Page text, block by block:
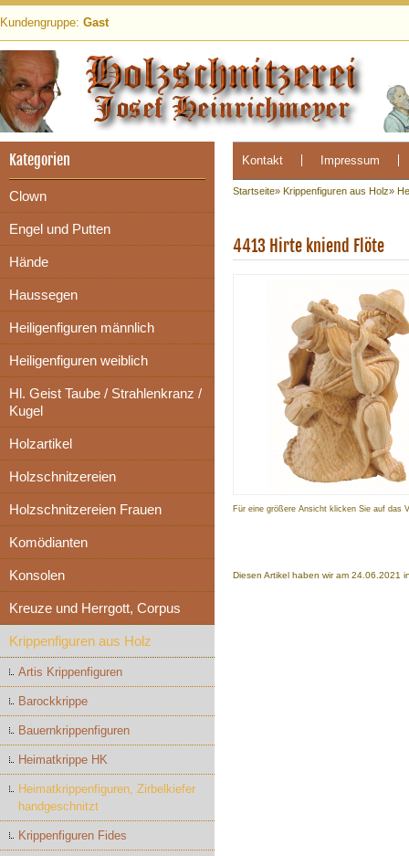
Kundengruppe: Gast
Kategorien
Clown
Engel und Putten
Hände
Haussegen
Heiligenfiguren männlich
Heiligenfiguren weiblich
Hl. Geist Taube / Strahlenkranz /
Kugel
Holzartikel
Holzschnitzereien
Holzschnitzereien Frauen
Komödianten
Konsolen
Kreuze und Herrgott, Corpus
Krippenfiguren aus Holz
Artis Krippenfiguren
Barockkrippe
Bauernkrippenfiguren
Heimatkrippe HK
Heimatkrippenfiguren, Zirbelkiefer
handgeschnitzt
Krippenfiguren Fides
Kontakt Impressum
Startseite» Krippenfiguren aus Holz»
4413 Hirte kniend Flöte
Für eine größere Ansicht klicken Sie auf das
Diesen Artikel haben wir am 24.06.2021